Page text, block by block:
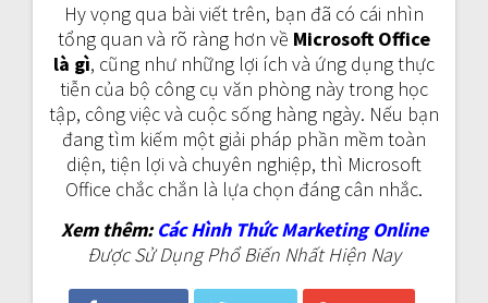
Hy vọng qua bài viết trên, bạn đã có cái nhìn
tổng quan và rõ ràng hơn về Microsoft Office
là gì, cũng như những lợi ích và ứng dụng thực
tiễn của bộ công cụ văn phòng này trong học
tập, công việc và cuộc sống hàng ngày. Nếu bạn
đang tìm kiếm một giải pháp phần mềm toàn
diện, tiện lợi và chuyên nghiệp, thì Microsoft
Office chắc chắn là lựa chọn đáng cân nhắc.
Xem thêm: Các Hình Thức Marketing Online
Được Sử Dụng Phổ Biến Nhất Hiện Nay